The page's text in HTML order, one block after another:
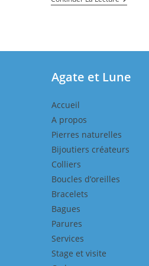
Nouveau
Agate et Lune
Accueil
A propos
Pierres naturelles
Bijoutiers créateurs
Colliers
Boucles d’oreilles
Bracelets
Bagues
Parures
Services
Stage et visite